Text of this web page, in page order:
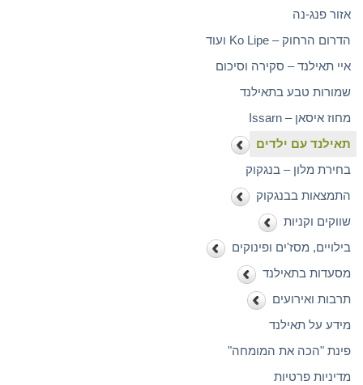
אזור פנג-נה
הדרום הרחוק – Ko Lipe ועוד
איי תאילנד – סקירה וסיכום
שמורות טבע בתאילנד
מחוז איסאן – Issarn
תאילנד עם ילדים
בחירת מלון – בנגקוק
התמצאות בבנגקוק
שווקים וקניות
בילויים, מסז'ים ופינוקים
מסעדות בתאילנד
תרבות ואירועים
מידע על תאילנד
פינת "הכה את המומחה"
מדיניות פרטיות